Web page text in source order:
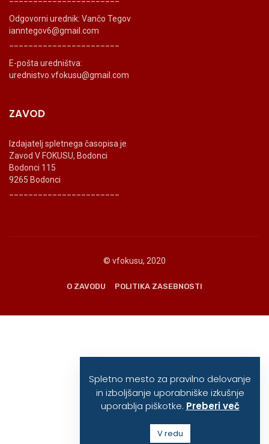
Odgovorni urednik: Vančo Tegov
ianntegov6@gmail.com
E-pošta uredništva:
urednistvo.vfokusu@gmail.com
ZAVOD
Izdajatelj spletnega časopisa je
Zavod V FOKUSU, Bodonci
Bodonci 115
9265 Bodonci
© vfokusu, 2020
O ZAVODU POLITIKA ZASEBNOSTI
Spletno mesto za pravilno delovanje
in izboljšanje uporabniške izkušnje
uporablja piškotke. Preberi več
V redu